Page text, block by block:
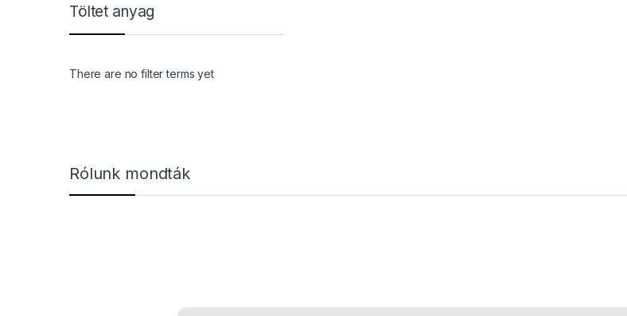
Töltet anyag
There are no filter terms yet
Márkák karusszel
Rólunk mondták